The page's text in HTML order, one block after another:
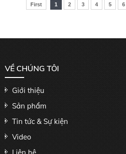
First 1 2 3 4 5 6
VỀ CHÚNG TÔI
Giới thiệu
Sản phẩm
Tin tức & Sự kiện
Video